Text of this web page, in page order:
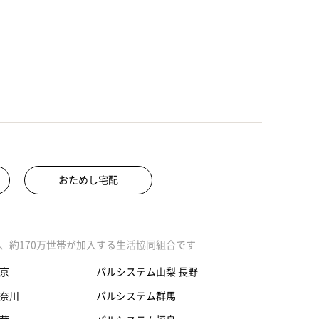
おためし宅配
約170万世帯が加入する生活協同組合です
川
パルシステム山梨 長野
パルシステム群馬